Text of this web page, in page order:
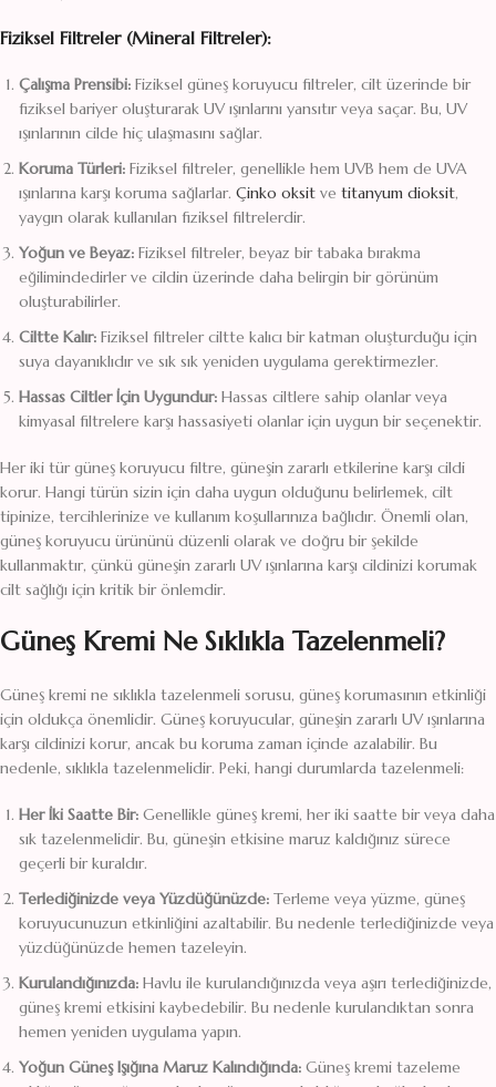
Fiziksel Filtreler (Mineral Filtreler):
Çalışma Prensibi: Fiziksel güneş koruyucu filtreler, cilt üzerinde bir
fiziksel bariyer oluşturarak UV ışınlarını yansıtır veya saçar. Bu, UV
ışınlarının cilde hiç ulaşmasını sağlar.
Koruma Türleri: Fiziksel filtreler, genellikle hem UVB hem de UVA
ışınlarına karşı koruma sağlarlar. Çinko oksit ve titanyum dioksit,
yaygın olarak kullanılan fiziksel filtrelerdir.
Yoğun ve Beyaz: Fiziksel filtreler, beyaz bir tabaka bırakma
eğilimindedirler ve cildin üzerinde daha belirgin bir görünüm
oluşturabilirler.
Ciltte Kalır: Fiziksel filtreler ciltte kalıcı bir katman oluşturduğu için
suya dayanıklıdır ve sık sık yeniden uygulama gerektirmezler.
Hassas Ciltler İçin Uygundur: Hassas ciltlere sahip olanlar veya
kimyasal filtrelere karşı hassasiyeti olanlar için uygun bir seçenektir.
Her iki tür güneş koruyucu filtre, güneşin zararlı etkilerine karşı cildi
korur. Hangi türün sizin için daha uygun olduğunu belirlemek, cilt
tipinize, tercihlerinize ve kullanım koşullarınıza bağlıdır. Önemli olan,
güneş koruyucu ürününü düzenli olarak ve doğru bir şekilde
kullanmaktır, çünkü güneşin zararlı UV ışınlarına karşı cildinizi korumak
cilt sağlığı için kritik bir önlemdir.
Güneş Kremi Ne Sıklıkla Tazelenmeli?
Güneş kremi ne sıklıkla tazelenmeli sorusu, güneş korumasının etkinliği
için oldukça önemlidir. Güneş koruyucular, güneşin zararlı UV ışınlarına
karşı cildinizi korur, ancak bu koruma zaman içinde azalabilir. Bu
nedenle, sıklıkla tazelenmelidir. Peki, hangi durumlarda tazelenmeli:
Her İki Saatte Bir: Genellikle güneş kremi, her iki saatte bir veya daha
sık tazelenmelidir. Bu, güneşin etkisine maruz kaldığınız sürece
geçerli bir kuraldır.
Terlediğinizde veya Yüzdüğünüzde: Terleme veya yüzme, güneş
koruyucunuzun etkinliğini azaltabilir. Bu nedenle terlediğinizde veya
yüzdüğünüzde hemen tazeleyin.
Kurulandığınızda: Havlu ile kurulandığınızda veya aşırı terlediğinizde,
güneş kremi etkisini kaybedebilir. Bu nedenle kurulandıktan sonra
hemen yeniden uygulama yapın.
Yoğun Güneş Işığına Maruz Kalındığında: Güneş kremi tazeleme